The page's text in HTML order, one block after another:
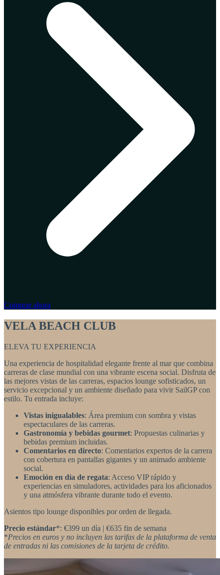
Comprar ahora
VELA BEACH CLUB
ELEVA TU EXPERIENCIA
Una experiencia de hospitalidad elegante frente al mar que combina
carreras de clase mundial con una vibrante escena social. Disfruta de
las mejores vistas de las carreras, espacios lounge sofisticados, un
servicio excepcional y un ambiente diseñado para vivir SailGP con
estilo. Tu entrada incluye:
Vistas inigualables: Área premium con sombra y vistas
espectaculares de las carreras.
Gastronomía y bebidas gourmet: Propuestas culinarias y
bebidas premium incluidas.
Comentarios en directo: Comentarios expertos de la carrera
con cobertura en pantallas gigantes y un animado ambiente
social.
Emoción en día de regata: Acceso VIP rápido y
experiencias en simuladores, actividades para los aficionados
y una atmósfera vibrante durante todo el evento.
Asientos tipo lounge disponibles por orden de llegada.
Precio estándar*: €399 un día | €635 fin de semana
*Precios en euros y no incluyen las tarifas de la plataforma de venta
de entradas ni las comisiones de la tarjeta de crédito.